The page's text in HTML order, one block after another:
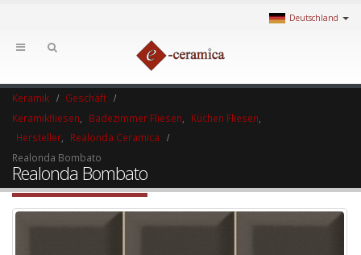
Deutschland
Keramik
Geschäft
Keramikfliesen
Badezimmer Fliesen Küchen Fliesen
Hersteller
Realonda Ceramica
Realonda Bombato
Realonda Bombato